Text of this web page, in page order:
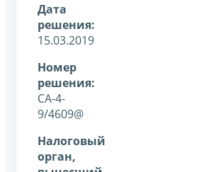
Дата
решения:
15.03.2019
Номер
решения:
СА-4-
9/4609@
Налоговый
орган,